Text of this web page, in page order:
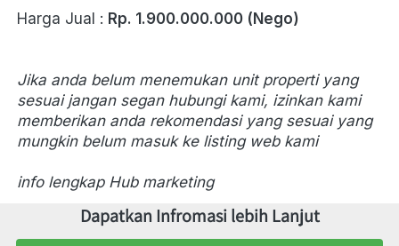
Harga Jual : Rp. 1.900.000.000 (Nego)
Jika anda belum menemukan unit properti yang
sesuai jangan segan hubungi kami, izinkan kami
memberikan anda rekomendasi yang sesuai yang
mungkin belum masuk ke listing web kami
info lengkap Hub marketing
Dapatkan Infromasi lebih Lanjut